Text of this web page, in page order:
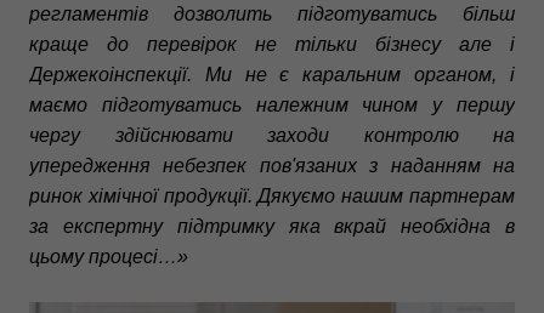
регламентів дозволить підготуватись більш
краще до перевірок не тільки бізнесу але і
Держекоінспекції. Ми не є каральним органом, і
маємо підготуватись належним чином у першу
чергу здійснювати заходи контролю на
упередження небезпек пов'язаних з наданням на
ринок хімічної продукції. Дякуємо нашим партнерам
за експертну підтримку яка вкрай необхідна в
цьому процесі…»